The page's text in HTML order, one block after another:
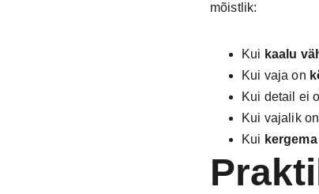
mõistlik:
Kui kaalu
Kui vaja on
Kui detail ei
Kui vajalik
Kui